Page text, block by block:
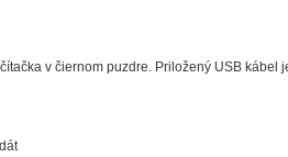
v čiernom puzdre. Priložený USB kábel